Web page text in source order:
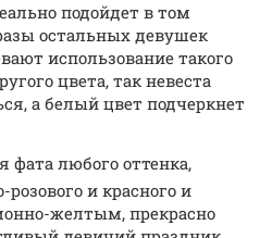
подойдет в том
остальных девушек
использование такого
цвета, так невеста
а белый цвет подчеркнет
фата любого оттенка,
и красного и
желтым, прекрасно